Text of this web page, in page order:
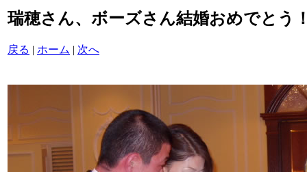
瑞穂さん、ボーズさん結婚おめでとう
戻る | ホーム | 次へ